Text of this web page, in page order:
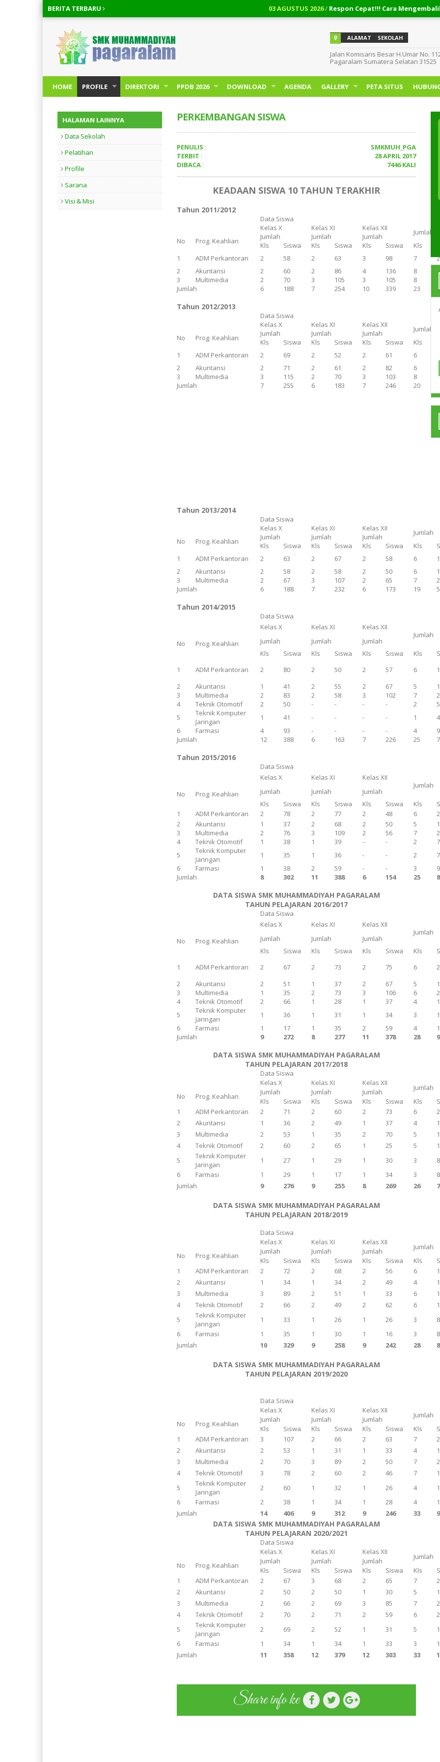
BERITA TERBARU 03 AGUSTUS 2026/Respon Cepat!!! Cara Mengembalikan Dana
ALAMAT SEKOLAH
Jalan Komisaris Besar H.Umar No.
Pagaralam Sumatera Selatan 31525
HOME PROFILE DIREKTORI PPDB 2026 DOWNLOAD AGENDA GALLERY PETA SITUS
PERKEMBANGAN SISWA
PENULIS :
SMKMUH_PGA
TERBIT :
28 APRIL 2017
DIBACA : 7446 KALI
KEADAAN SISWA 10 TAHUN TERAKHIR
Tahun 2011/2012
No Prog. Keahlian
Data Siswa
Kelas X
Kelas XI Kelas XII Jumlah
Jumlah Jumlah
Jumlah
Kls
Siswa Kls Siswa Kls Siswa Kls
1
ADM Perkantoran 2 58 2 63 3 98 7
2
Akuntansi 2 60 2 86 4 136 8
3
Multimedia 2 70 3 105 3 105 8
Jumlah
6 188 7 254 10 339 23
Tahun 2012/2013
No Prog. Keahlian
Data Siswa
Kelas X
Kelas XI Kelas XII Jumlah
Jumlah Jumlah
Jumlah
Kls
Siswa Kls Siswa Kls Siswa Kls
1
ADM Perkantoran 2 69 2 52 2 61 6
2
Akuntansi 2 71 2 61 2 82 6
3
Multimedia 3 115 2 70 3 103 8
Jumlah
7 255 6 183 7 246 20
Tahun 2013/2014
No Prog. Keahlian
Data Siswa
Kelas X
Kelas XI Kelas XII Jumlah
Jumlah Jumlah
Jumlah
Kls
Siswa Kls Siswa Kls Siswa Kls
1
ADM Perkantoran 2 63 2 67 2 58 6
2
Akuntansi 2 58 2 58 2 50 6
3
Multimedia 2 67 3 107 2 65 7
Jumlah
6 188 7 232 6 173 19
Tahun 2014/2015
No Prog. Keahlian
Data Siswa
Kelas X
Kelas XI
Kelas XII
Jumlah
Jumlah Jumlah
Jumlah
Kls
Siswa Kls Siswa Kls Siswa Kls
1
ADM Perkantoran 2 80 2 50 2 57 6
2
Akuntansi 1 41 2 55 2 67 5
3
Multimedia 2 83 2 58 3 102 7
4
Teknik Otomotif 2 50 - - - - 2
5
Teknik Komputer
Jaringan
1 41 - - - - 1
6
Farmasi 4 93 - - - - 4
Jumlah
12 388 6 163 7 226 25
Tahun 2015/2016
No Prog. Keahlian
Data Siswa
Kelas X
Kelas XI
Kelas XII
Jumlah
Jumlah Jumlah
Jumlah
Kls
Siswa Kls Siswa Kls Siswa Kls
1
ADM Perkantoran 2 78 2 77 2 48 6
2
Akuntansi 1 37 2 68 2 50 5
3
Multimedia 2 76 3 109 2 56 7
4
Teknik Otomotif 1 38 1 39 - - 2
5
Teknik Komputer
Jaringan
1 35 1 36 - - 2
6
Farmasi 1 38 2 59 - - 3
Jumlah
8 302 11 388 6 154 25
DATA SISWA SMK MUHAMMADIYAH PAGARALAM
TAHUN PELAJARAN 2016/2017
No Prog. Keahlian
Data Siswa
Kelas X
Kelas XI
Kelas XII
Jumlah
Jumlah Jumlah
Jumlah
Kls
Siswa Kls Siswa Kls Siswa Kls
1
ADM Perkantoran 2 67 2 73 2 75 6
2
Akuntansi 2 51 1 37 2 67 5
3
Multimedia 1 35 2 73 3 106 6
4
Teknik Otomotif 2 66 1 28 1 37 4
5
Teknik Komputer
Jaringan
1 36 1 31 1 34 3
6
Farmasi 1 17 1 35 2 59 4
Jumlah
9 272 8 277 11 378 28
DATA SISWA SMK MUHAMMADIYAH PAGARALAM
TAHUN PELAJARAN 2017/2018
No Prog. Keahlian
Data Siswa
Kelas X
Kelas XI Kelas XII
Jumlah
Jumlah Jumlah
Jumlah
Kls
Siswa Kls Siswa Kls Siswa Kls
1
ADM Perkantoran 2 71 2 60 2 73 6
2
Akuntansi 1 36 2 49 1 37 4
3
Multimedia 2 53 1 35 2 70 5
4
Teknik Otomotif 2 60 2 65 1 25 5
5
Teknik Komputer
Jaringan
1 27 1 29 1 30 3
6
Farmasi 1 29 1 17 1 34 3
Jumlah
9 276 9 255 8 269 26
DATA SISWA SMK MUHAMMADIYAH PAGARALAM
TAHUN PELAJARAN 2018/2019
No Prog. Keahlian
Data Siswa
Kelas X
Kelas XI Kelas XII
Jumlah
Jumlah Jumlah
Jumlah
Kls
Siswa Kls Siswa Kls Siswa Kls
1
ADM Perkantoran 2 72 2 68 2 56 6
2
Akuntansi 1 34 1 34 2 49 4
3
Multimedia 3 89 2 51 1 33 6
4
Teknik Otomotif 2 66 2 49 2 62 6
5
Teknik Komputer
Jaringan
1 33 1 26 1 26 3
6
Farmasi 1 35 1 30 1 16 3
Jumlah
10 329 9 258 9 242 28
DATA SISWA SMK MUHAMMADIYAH PAGARALAM
TAHUN PELAJARAN 2019/2020
No Prog. Keahlian
Data Siswa
Kelas X
Kelas XI Kelas XII
Jumlah
Jumlah Jumlah
Jumlah
Kls
Siswa Kls Siswa Kls Siswa Kls
1
ADM Perkantoran 3 107 2 66 2 63 7
2
Akuntansi 2 53 1 31 1 33 4
3
Multimedia 2 70 3 89 2 50 7
4
Teknik Otomotif 3 78 2 60 2 46 7
5
Teknik Komputer
Jaringan
2 60 1 32 1 26 4
6
Farmasi 2 38 1 34 1 28 4
Jumlah
14 406 9 312 9 246 33
DATA SISWA SMK MUHAMMADIYAH PAGARALAM
TAHUN PELAJARAN 2020/2021
No Prog. Keahlian
Data Siswa
Kelas X
Kelas XI Kelas XII
Jumlah
Jumlah Jumlah
Jumlah
Kls
Siswa Kls Siswa Kls Siswa Kls
1
ADM Perkantoran 2 67 3 68 2 65 7
2
Akuntansi 2 50 2 50 1 30 5
3
Multimedia 2 66 2 69 3 85 7
4
Teknik Otomotif 2 70 2 71 2 59 6
5
Teknik Komputer
Jaringan
2 69 2 52 1 31 5
6
Farmasi 1 34 1 34 1 33 3
Jumlah
11 358 12 379 12 303 33
Share info ke
HALAMAN LAINNYA
Data Sekolah
Pelatihan
Profile
Sarana
Visi & Misi